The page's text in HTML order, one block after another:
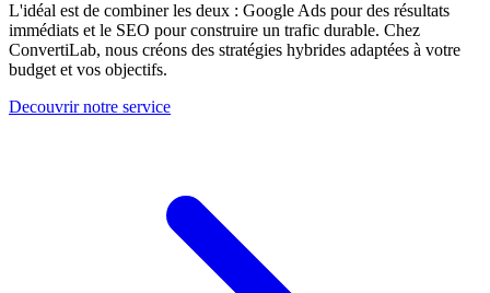
L'idéal est de combiner les deux : Google Ads pour des résultats
immédiats et le SEO pour construire un trafic durable. Chez
ConvertiLab, nous créons des stratégies hybrides adaptées à votre
budget et vos objectifs.
Decouvrir notre service